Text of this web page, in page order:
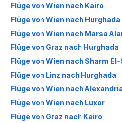
Flüge von Wien nach Kairo
Flüge von Wien nach Hurghada
Flüge von Wien nach Marsa
Flüge von Graz nach Hurghada
Flüge von Wien nach Sharm
Flüge von Linz nach Hurghada
Flüge von Wien nach Alexandria
Flüge von Wien nach Luxor
Flüge von Graz nach Kairo